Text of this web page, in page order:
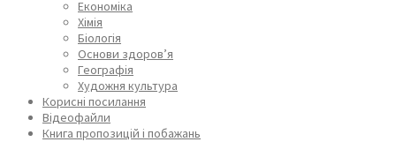
Економіка
Хімія
Біологія
Основи здоров’я
Географія
Художня культура
Корисні посилання
Відеофайли
Книга пропозицій і побажань